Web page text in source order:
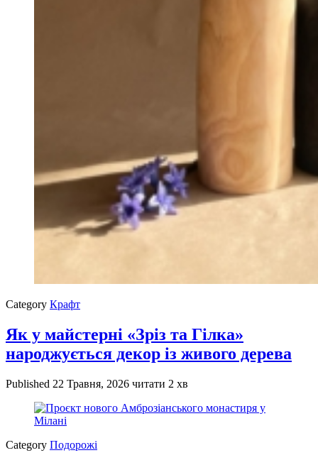
Category Крафт
Як у майстерні «Зріз та Гілка»
народжується декор із живого дерева
Published 22 Травня, 2026 читати 2 хв
Category Подорожі